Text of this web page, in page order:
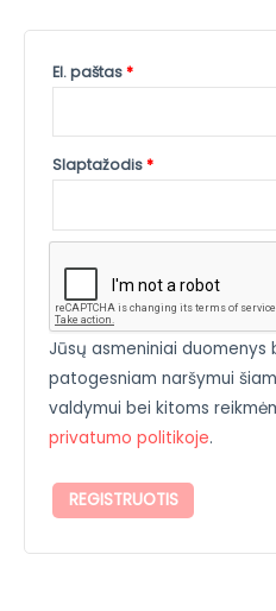
El. paštas*
Slaptažodis*
Jūsų asmeniniai duomenys
patogesniam naršymui
valdymui bei kitoms
privatumo politikoje.
REGISTRUOTIS